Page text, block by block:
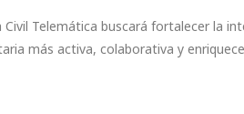
Telemática buscará fortalecer la
más activa, colaborativa y